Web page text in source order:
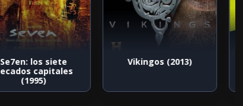
Se7en: los siete
capitales
(1995)
Vikingos (2013)